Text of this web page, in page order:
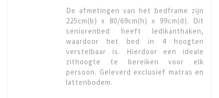
De afmetingen van het bedframe zijn
225cm(b) x 80/69cm(h) x 99cm(d). Dit
seniorenbed heeft ledikanthaken,
waardoor het bed in 4 hoogten
verstelbaar is. Hierdoor een ideale
zithoogte te bereiken voor elk
persoon. Geleverd exclusief matras en
lattenbodem.